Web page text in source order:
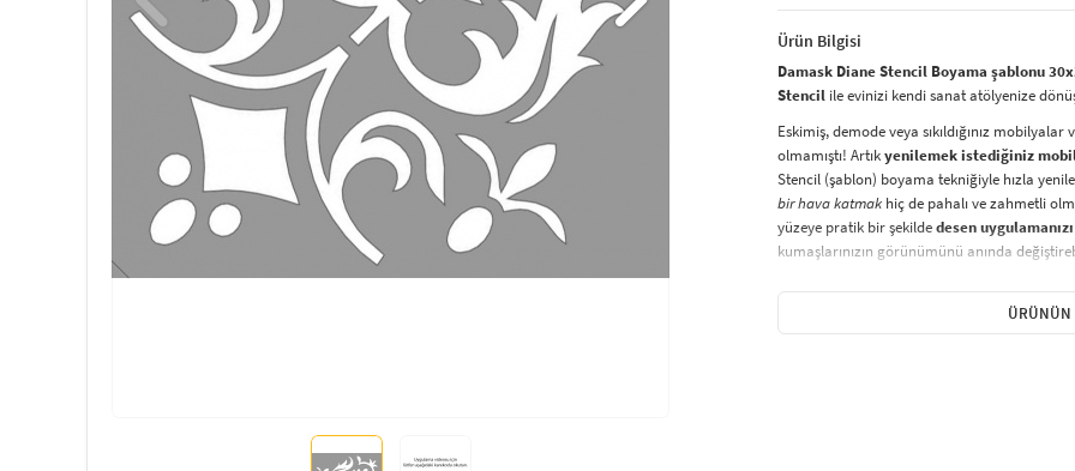
Ürün Bilgisi
Damask Diane Stencil Boyama şablonu
Stencil ile evinizi kendi sanat atölyenize
Eskimiş, demode veya sıkıldığınız
olmamıştı! Artıkyenilemek istediğiniz
Stencil (şablon) boyama tekniğiyle hızla
bir hava katmak hiç de pahalı ve zahmetli
yüzeye pratik bir şekildedesen uygulamanızı
kumaşlarınızın görünümünü anında
sabitleyip, istediğiniz renklerle boyama
boyama seti ile yaratıcı projeler
tekniği, her türlü yüzeyde
ÜRÜNÜN